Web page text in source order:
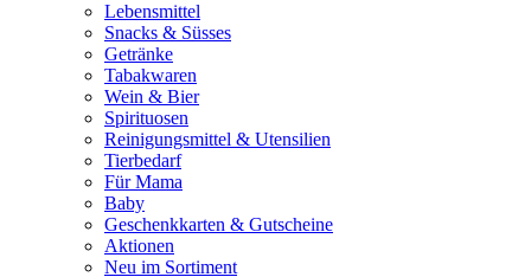
Lebensmittel
Snacks & Süsses
Getränke
Tabakwaren
Wein & Bier
Spirituosen
Reinigungsmittel & Utensilien
Tierbedarf
Für Mama
Baby
Geschenkkarten & Gutscheine
Aktionen
Neu im Sortiment